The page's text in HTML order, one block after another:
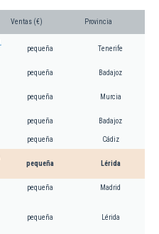
Ventas (€) Provincia
pequeña Tenerife
pequeña Badajoz
pequeña Murcia
pequeña Badajoz
pequeña Cádiz
pequeña Lérida
pequeña Madrid
pequeña Lérida